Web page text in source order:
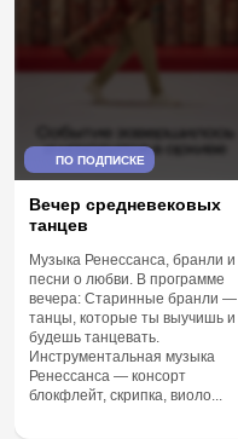
ПО ПОДПИСКЕ
Вечер средневековых
танцев
Музыка Ренессанса, бранли и
песни о любви. В программе
вечера: Старинные бранли —
танцы, которые ты выучишь и
будешь танцевать.
Инструментальная музыка
Ренессанса — консорт
блокфлейт, скрипка, виоло...